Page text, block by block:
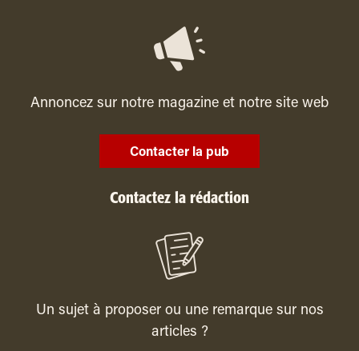
Annoncez sur notre magazine et notre site web
Contacter la pub
Contactez la rédaction
Un sujet à proposer ou une remarque sur nos
articles ?